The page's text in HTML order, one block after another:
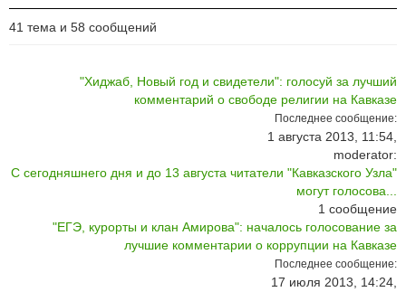
41 тема и 58 сообщений
"Хиджаб, Новый год и свидетели": голосуй за лучший
комментарий о свободе религии на Кавказе
Последнее сообщение:
1 августа 2013, 11:54,
moderator:
С сегодняшнего дня и до 13 августа читатели "Кавказского Узла"
могут голосова...
1 сообщение
"ЕГЭ, курорты и клан Амирова": началось голосование за
лучшие комментарии о коррупции на Кавказе
Последнее сообщение:
17 июля 2013, 14:24,